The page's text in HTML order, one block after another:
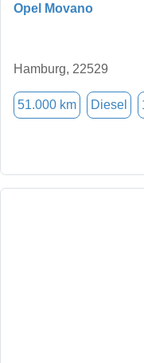
Opel Movano
Hamburg, 22529
51.000 km Diesel